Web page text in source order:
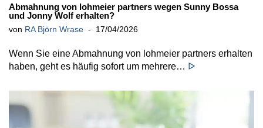
Abmahnung von lohmeier partners wegen Sunny Bossa
und Jonny Wolf erhalten?
von RA Björn Wrase 17/04/2026
Wenn Sie eine Abmahnung von lohmeier partners erhalten
haben, geht es häufig sofort um mehrere… ᐅ